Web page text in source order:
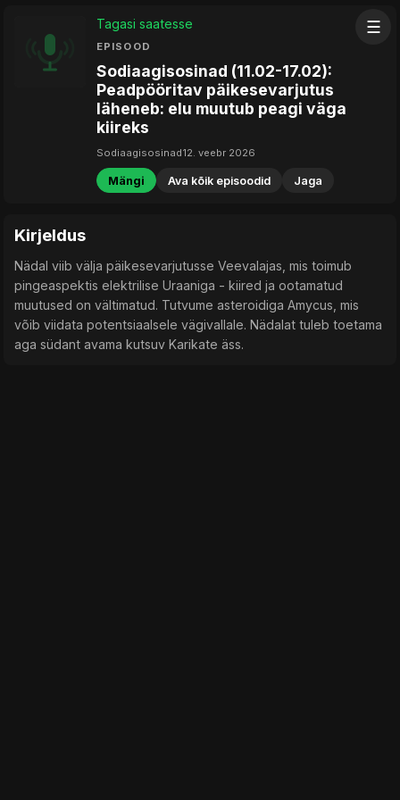
☰
Tagasi saatesse
EPISOOD
Sodiaagisosinad (11.02-17.02):
Peadpööritav päikesevarjutus
läheneb: elu muutub peagi väga
kiireks
Sodiaagisosinad12. veebr 2026
Mängi Ava kõik episoodid Jaga
Kirjeldus
Nädal viib välja päikesevarjutusse Veevalajas, mis toimub
pingeaspektis elektrilise Uraaniga - kiired ja ootamatud
muutused on vältimatud. Tutvume asteroidiga Amycus, mis
võib viidata potentsiaalsele vägivallale. Nädalat tuleb toetama
aga südant avama kutsuv Karikate äss.